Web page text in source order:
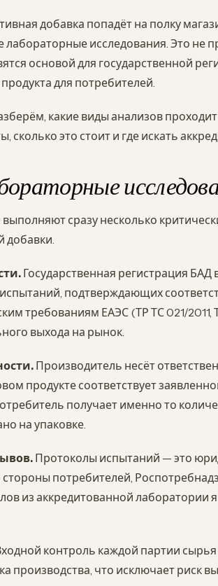
добавка попадёт на полку
исследования. Это не
основой для государственной
для потребителей.
какие виды анализов
сколько это стоит и где искать
сразу несколько
добавки.
Государственная регистрация
подтверждающих
требованиям ЕАЭС (ТР ТС 021/2011,
выхода на рынок.
Производитель несёт
продукте соответствует
получает именно то
на упаковке.
Протоколы испытаний — это
потребителей,
из аккредитованной лаборатории
контроль каждой партии
производства, что исключает риск